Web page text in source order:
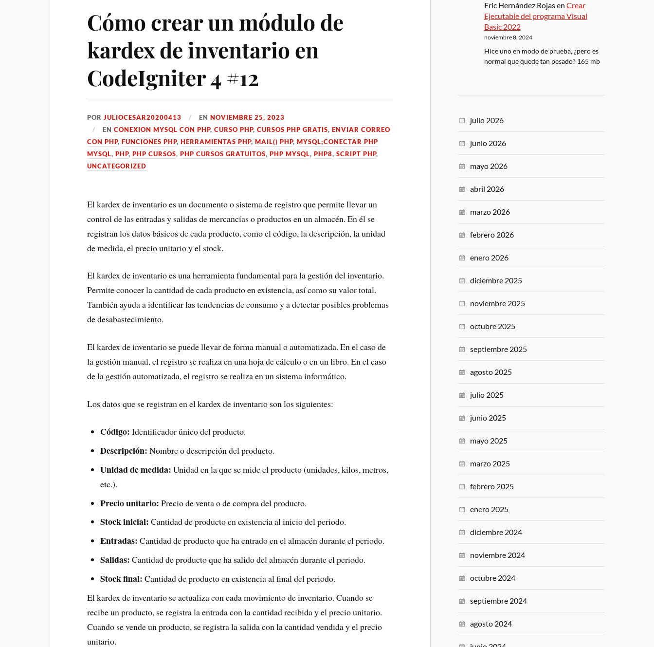
Cómo crear un módulo de
kardex de inventario en
CodeIgniter 4 #12
PORJULIOCESAR20200413 ENNOVIEMBRE 25, 2023
ENCONEXION MYSQL CON PHP,CURSO PHP,CURSOS PHP GRATIS,ENVIAR CORREO
CON PHP,FUNCIONES PHP,HERRAMIENTAS PHP,MAIL() PHP,MYSQL;CONECTAR PHP
MYSQL,PHP,PHP CURSOS,PHP CURSOS GRATUITOS,PHP MYSQL,PHP8,SCRIPT PHP,
UNCATEGORIZED
El kardex de inventario es un documento o sistema de registro que permite llevar un
control de las entradas y salidas de mercancías o productos en un almacén. En él se
registran los datos básicos de cada producto, como el código, la descripción, la unidad
de medida, el precio unitario y el stock.
El kardex de inventario es una herramienta fundamental para la gestión del inventario.
Permite conocer la cantidad de cada producto en existencia, así como su valor total.
También ayuda a identificar las tendencias de consumo y a detectar posibles problemas
de desabastecimiento.
El kardex de inventario se puede llevar de forma manual o automatizada. En el caso de
la gestión manual, el registro se realiza en una hoja de cálculo o en un libro. En el caso
de la gestión automatizada, el registro se realiza en un sistema informático.
Los datos que se registran en el kardex de inventario son los siguientes:
Código: Identificador único del producto.
Descripción: Nombre o descripción del producto.
Unidad de medida: Unidad en la que se mide el producto (unidades, kilos, metros,
etc.).
Precio unitario: Precio de venta o de compra del producto.
Stock inicial: Cantidad de producto en existencia al inicio del periodo.
Entradas: Cantidad de producto que ha entrado en el almacén durante el periodo.
Salidas: Cantidad de producto que ha salido del almacén durante el periodo.
Stock final: Cantidad de producto en existencia al final del periodo.
El kardex de inventario se actualiza con cada movimiento de inventario. Cuando se
recibe un producto, se registra la entrada con la cantidad recibida y el precio unitario.
Cuando se vende un producto, se registra la salida con la cantidad vendida y el precio
unitario.
Eric Hernández Rojasen Crear
Ejecutable del programa Visual
Basic 2022
noviembre 8, 2024
Hice uno en modo de prueba, ¿pero es
normal que quede tan pesado? 165 mb
julio 2026
junio 2026
mayo 2026
abril 2026
marzo 2026
febrero 2026
enero 2026
diciembre 2025
noviembre 2025
octubre 2025
septiembre 2025
agosto 2025
julio 2025
junio 2025
mayo 2025
marzo 2025
febrero 2025
enero 2025
diciembre 2024
noviembre 2024
octubre 2024
septiembre 2024
agosto 2024